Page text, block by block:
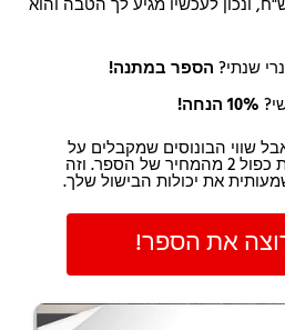
הספר המקורי 139 ש"ח, ונכון לעכשיו מגיע לך הטבה והוא
שנתי? הספר במתנה!
10% הנחה!
שווי הבונוסים שמקבלים על
הרשמה לקורס שווה לפחות כפול 2 מהמחיר של הספר. וזה
את יכולות הבישול שלך.
את הספר!